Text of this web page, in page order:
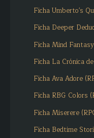
Ficha Umberto's
Ficha Deeper
Ficha Mind
Ficha La Crónica
Ficha Ava Adore
Ficha RBG Colors
Ficha Miserere
Ficha Bedtime